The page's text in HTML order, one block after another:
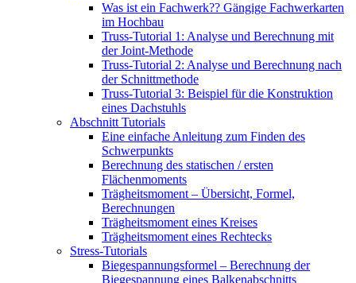
Was ist ein Fachwerk?? Gängige Fachwerkarten
im Hochbau
Truss-Tutorial 1: Analyse und Berechnung mit
der Joint-Methode
Truss-Tutorial 2: Analyse und Berechnung nach
der Schnittmethode
Truss-Tutorial 3: Beispiel für die Konstruktion
eines Dachstuhls
Abschnitt Tutorials
Eine einfache Anleitung zum Finden des
Schwerpunkts
Berechnung des statischen / ersten
Flächenmoments
Trägheitsmoment – ​​Übersicht, Formel,
Berechnungen
Trägheitsmoment eines Kreises
Trägheitsmoment eines Rechtecks
Stress-Tutorials
Biegespannungsformel – Berechnung der
Biegespannung eines Balkenabschnitts